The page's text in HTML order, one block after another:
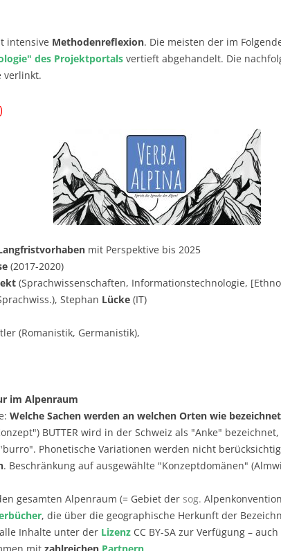
intensive Methodenreflexion. Die meisten der im
des Projektportals vertieft abgehandelt. Die
verlinkt.
)
mit Perspektive bis 2025
(2017-2020)
(Sprachwissenschaften, Informationstechnologie,
Stephan Lücke (IT)
(Romanistik, Germanistik),
im Alpenraum
Welche Sachen werden an welchen Orten wie
BUTTER wird in der Schweiz als "Anke"
Phonetische Variationen werden nicht
. Beschränkung auf ausgewählte "Konzeptdomänen"
gesamten Alpenraum (= Gebiet der sog.
, die über die geographische Herkunft der
Inhalte unter der Lizenz CC BY-SA zur Verfügung –
mit zahlreichen Partnern